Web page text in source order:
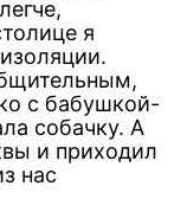
я
с бабушкой-
собачку. А
и приходил
нас